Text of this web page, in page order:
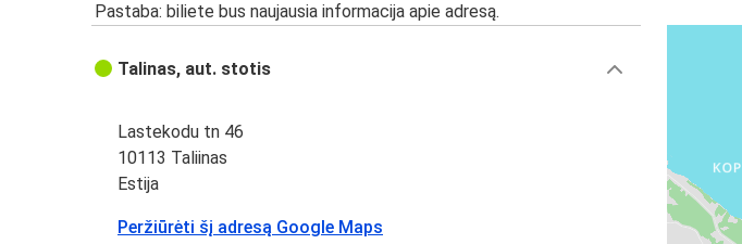
Pastaba: biliete bus naujausia informacija apie adresą.
Talinas, aut. stotis
Lastekodu tn 46
10113 Taliinas
Estija
Peržiūrėti šį adresą Google Maps